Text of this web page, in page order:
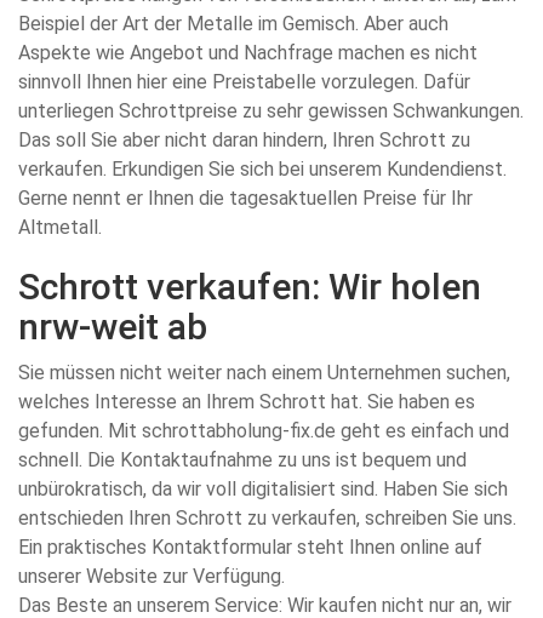
Beispiel der Art der Metalle im Gemisch. Aber auch
Aspekte wie Angebot und Nachfrage machen es nicht
sinnvoll Ihnen hier eine Preistabelle vorzulegen. Dafür
unterliegen Schrottpreise zu sehr gewissen Schwankungen.
Das soll Sie aber nicht daran hindern, Ihren Schrott zu
verkaufen. Erkundigen Sie sich bei unserem Kundendienst.
Gerne nennt er Ihnen die tagesaktuellen Preise für Ihr
Altmetall.
Schrott verkaufen: Wir holen
nrw-weit ab
Sie müssen nicht weiter nach einem Unternehmen suchen,
welches Interesse an Ihrem Schrott hat. Sie haben es
gefunden. Mit schrottabholung-fix.de geht es einfach und
schnell. Die Kontaktaufnahme zu uns ist bequem und
unbürokratisch, da wir voll digitalisiert sind. Haben Sie sich
entschieden Ihren Schrott zu verkaufen, schreiben Sie uns.
Ein praktisches Kontaktformular steht Ihnen online auf
unserer Website zur Verfügung.
Das Beste an unserem Service: Wir kaufen nicht nur an, wir